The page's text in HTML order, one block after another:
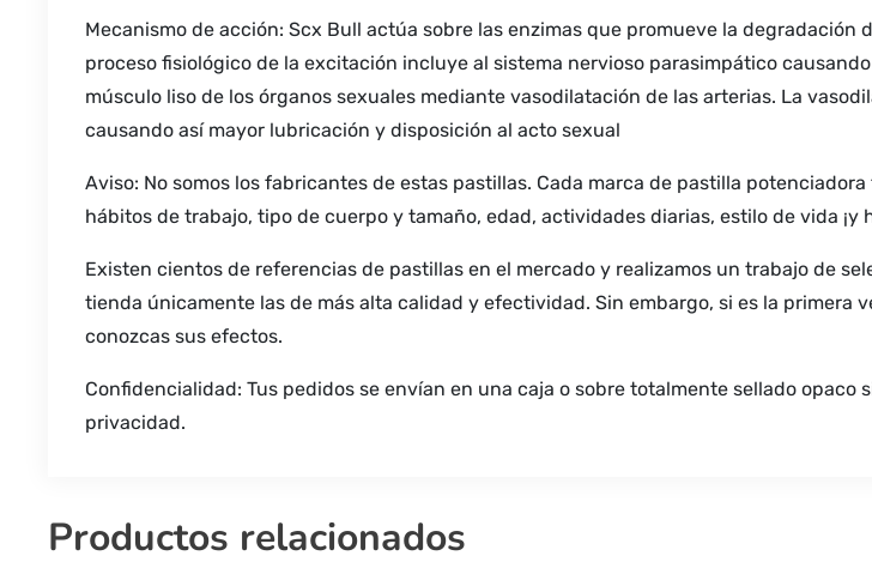
Mecanismo de acción: Scx Bull actúa sobre las enzimas que promueve la degradación
proceso fisiológico de la excitación incluye al sistema nervioso parasimpático
músculo liso de los órganos sexuales mediante vasodilatación de las arterias. La
causando así mayor lubricación y disposición al acto sexual
Aviso: No somos los fabricantes de estas pastillas. Cada marca de pastilla
hábitos de trabajo, tipo de cuerpo y tamaño, edad, actividades diarias, estilo de vida ¡y
Existen cientos de referencias de pastillas en el mercado y realizamos un trabajo de
tienda únicamente las de más alta calidad y efectividad. Sin embargo, si es la primera
conozcas sus efectos.
Confidencialidad: Tus pedidos se envían en una caja o sobre totalmente sellado
privacidad.
Productos relacionados